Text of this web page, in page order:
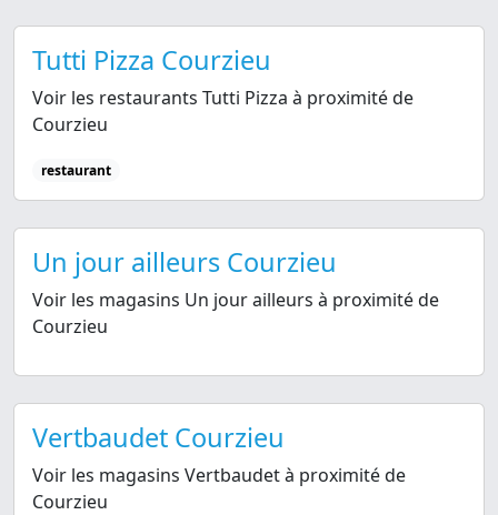
Tutti Pizza Courzieu
Voir les restaurants Tutti Pizza à proximité de
Courzieu
restaurant
Un jour ailleurs Courzieu
Voir les magasins Un jour ailleurs à proximité de
Courzieu
Vertbaudet Courzieu
Voir les magasins Vertbaudet à proximité de
Courzieu